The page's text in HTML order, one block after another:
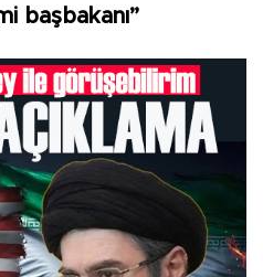
başbakanı”